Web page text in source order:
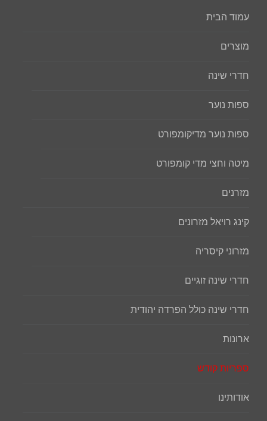
עמוד הבית
מוצרים
חדרי שינה
ספות נוער
ספות נוער מדיקומפורט
מיטה וחצי מדי קומפורט
מזרנים
קינג רויאל מזרונים
מזרוני קיסריה
חדרי שינה זוגיים
חדרי שינה כולל הפרדה יהודית
ארונות
ספריות קודש
אודותינו